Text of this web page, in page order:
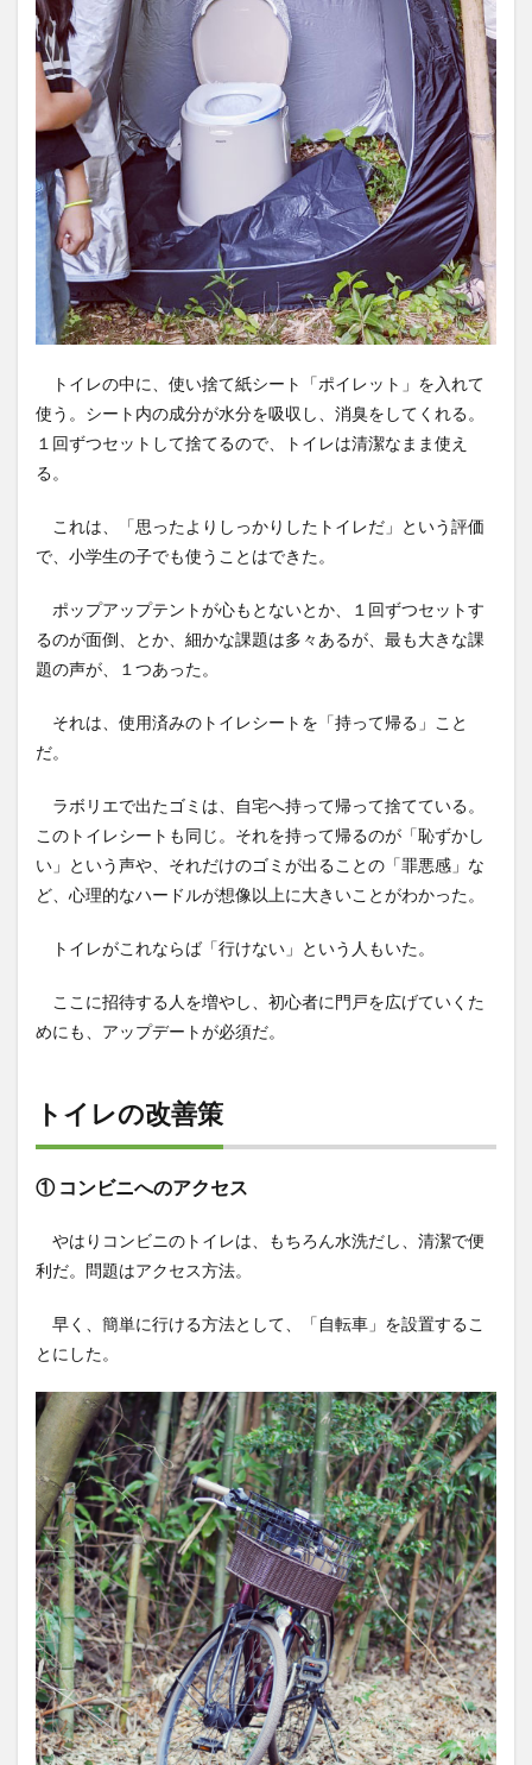
トイレの中に、使い捨て紙シート「ポイレット」を入れて
使う。シート内の成分が水分を吸収し、消臭をしてくれる。
１回ずつセットして捨てるので、トイレは清潔なまま使え
る。
これは、「思ったよりしっかりしたトイレだ」という評価
で、小学生の子でも使うことはできた。
ポップアップテントが心もとないとか、１回ずつセットす
るのが面倒、とか、細かな課題は多々あるが、最も大きな課
題の声が、１つあった。
それは、使用済みのトイレシートを「持って帰る」こと
だ。
ラボリエで出たゴミは、自宅へ持って帰って捨てている。
このトイレシートも同じ。それを持って帰るのが「恥ずかし
い」という声や、それだけのゴミが出ることの「罪悪感」な
ど、心理的なハードルが想像以上に大きいことがわかった。
トイレがこれならば「行けない」という人もいた。
ここに招待する人を増やし、初心者に門戸を広げていくた
めにも、アップデートが必須だ。
トイレの改善策
① コンビニへのアクセス
やはりコンビニのトイレは、もちろん水洗だし、清潔で便
利だ。問題はアクセス方法。
早く、簡単に行ける方法として、「自転車」を設置するこ
とにした。